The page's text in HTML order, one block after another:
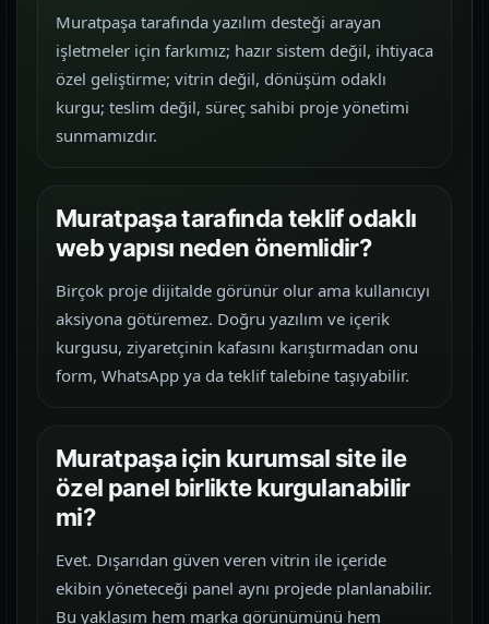
Muratpaşa tarafında yazılım desteği arayan
işletmeler için farkımız; hazır sistem değil, ihtiyaca
özel geliştirme; vitrin değil, dönüşüm odaklı
kurgu; teslim değil, süreç sahibi proje yönetimi
sunmamızdır.
Muratpaşa tarafında teklif odaklı
web yapısı neden önemlidir?
Birçok proje dijitalde görünür olur ama kullanıcıyı
aksiyona götüremez. Doğru yazılım ve içerik
kurgusu, ziyaretçinin kafasını karıştırmadan onu
form, WhatsApp ya da teklif talebine taşıyabilir.
Muratpaşa için kurumsal site ile
özel panel birlikte kurgulanabilir
mi?
Evet. Dışarıdan güven veren vitrin ile içeride
ekibin yöneteceği panel aynı projede planlanabilir.
Bu yaklaşım hem marka görünümünü hem